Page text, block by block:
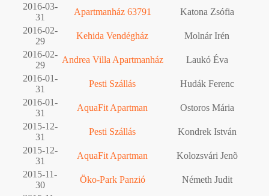
2016-03-
31
Apartmanház 63791
Katona Zsófia
2016-02-
29
Kehida Vendégház
Molnár Irén
2016-02-
29
Andrea Villa Apartmanház
Laukó Éva
2016-01-
31
Pesti Szállás
Hudák Ferenc
2016-01-
31
AquaFit Apartman
Ostoros Mária
2015-12-
31
Pesti Szállás
Kondrek István
2015-12-
31
AquaFit Apartman
Kolozsvári Jenõ
2015-11-
30
Öko-Park Panzió
Németh Judit